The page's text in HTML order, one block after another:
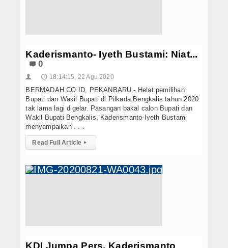
Kaderismanto- Iyeth Bustami: Niat...
0
👤 🕔 18:14:15, 22 Agu 2020
BERMADAH.CO.ID, PEKANBARU - Helat pemilihan
Bupati dan Wakil Bupati di Pilkada Bengkalis tahun 2020
tak lama lagi digelar. Pasangan bakal calon Bupati dan
Wakil Bupati Bengkalis, Kaderismanto-Iyeth Bustami
menyampaikan . . .
Read Full Article ▸
KDI Jumpa Pers, Kaderismanto